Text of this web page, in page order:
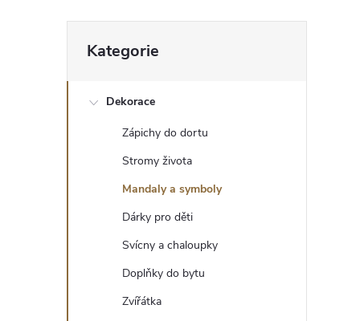
o
kategorie
Kategorie
Dekorace
Zápichy do dortu
Stromy života
Mandaly a symboly
Dárky pro děti
Svícny a chaloupky
Doplňky do bytu
Zvířátka